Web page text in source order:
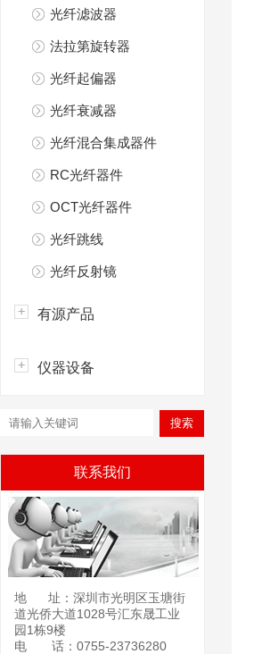
光纤滤波器
法拉第旋转器
光纤起偏器
光纤衰减器
光纤混合集成器件
RC光纤器件
OCT光纤器件
光纤跳线
光纤反射镜
有源产品
仪器设备
联系我们
地 址：深圳市光明区玉塘街
道光侨大道1028号汇东晟工业
园1栋9楼
电 话：0755-23736280